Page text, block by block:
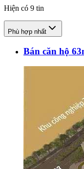
Hiện có 9 tin
Phù hợp nhất
Bán căn hộ